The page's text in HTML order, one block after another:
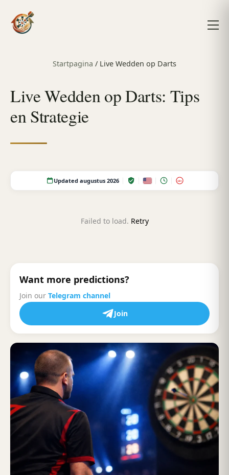
Startpagina / Live Wedden op Darts
Live Wedden op Darts: Tips
en Strategie
Updated augustus 2026 18+
Failed to load. Retry
Want more predictions?
Join our Telegram channel
Join